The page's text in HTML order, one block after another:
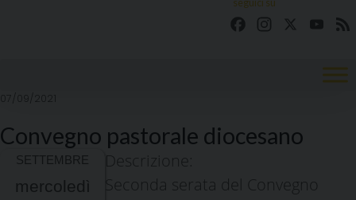
FacebookInstagram
07/09/2021
Convegno pastorale diocesano
mercoledì
Descrizione:
Seconda serata del Convegno